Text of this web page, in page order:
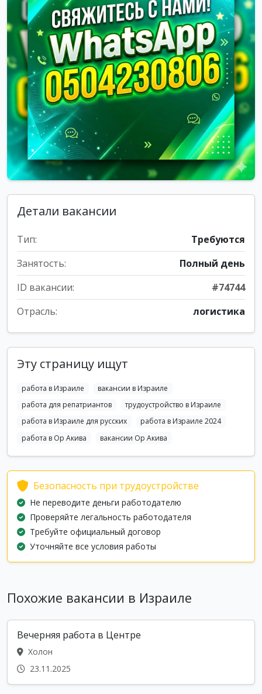
Детали вакансии
Тип:
Требуются
Занятость:
Полный день
ID вакансии:
#74744
Отрасль:
логистика
Эту страницу ищут
работа в Израиле
вакансии в Израиле
работа для репатриантов
трудоустройство в Израиле
работа в Израиле для русских
работа в Израиле 2024
работа в Ор Акива
вакансии Ор Акива
Безопасность при трудоустройстве
Не переводите деньги работодателю
Проверяйте легальность работодателя
Требуйте официальный договор
Уточняйте все условия работы
Похожие вакансии в Израиле
Вечерняя работа в Центре
Холон
23.11.2025